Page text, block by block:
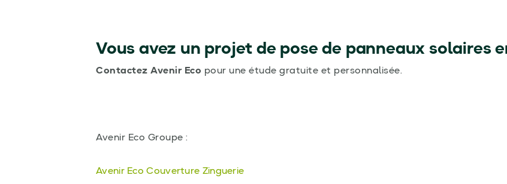
Vous avez un projet de pose de panneaux solaires
Contactez Avenir Eco pour une étude gratuite et personnalisée.
Avenir Eco Groupe :
Avenir Eco Couverture Zinguerie